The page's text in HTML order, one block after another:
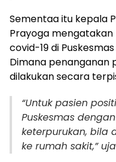
Sementaa itu kepala
Prayoga
covid-19 di
Dimana penanganan
dilakukan secara
“Untuk pasien
Puskesmas
keterpurukan, bila
ke rumah sakit,”